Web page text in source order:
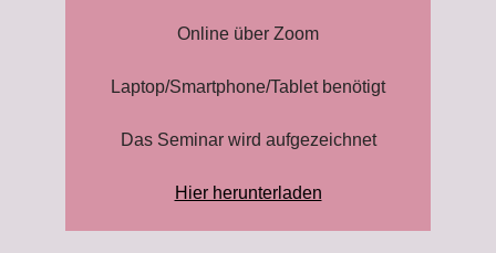
Online über Zoom
Laptop/Smartphone/Tablet benötigt
Das Seminar wird aufgezeichnet
Hier herunterladen